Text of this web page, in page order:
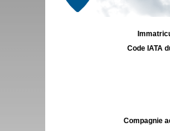
Code IATA
Compagnie